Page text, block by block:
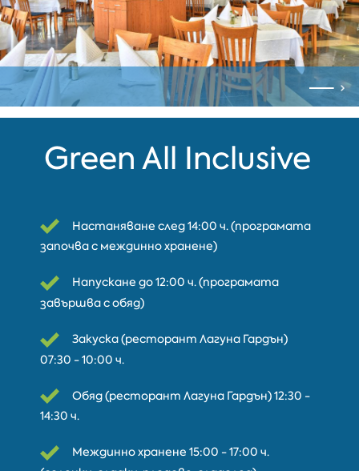
Green All Inclusive
Настаняване след 14:00 ч. (програмата
започва с междинно хранене)
Напускане до 12:00 ч. (програмата
завършва с обяд)
Закуска (ресторант Лагуна Гардън)
07:30 - 10:00 ч.
Обяд (ресторант Лагуна Гардън) 12:30 -
14:30 ч.
Междинно хранене 15:00 - 17:00 ч.